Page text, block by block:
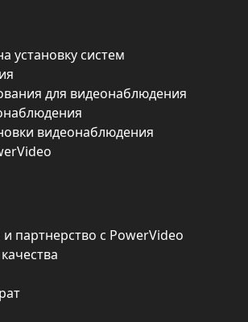
установку систем
для видеонаблюдения
видеонаблюдения
партнерство с PowerVideo